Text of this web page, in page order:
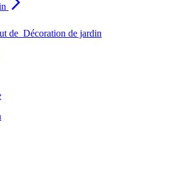
de Décoration de jardin